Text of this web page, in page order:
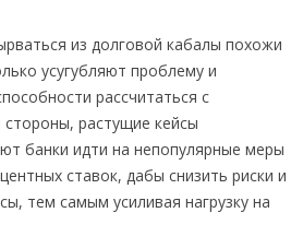
из долговой кабалы похожи
усугубляют проблему и
рассчитаться с
стороны, растущие кейсы
банки идти на непопулярные меры
ставок, дабы снизить риски и
тем самым усиливая нагрузку на